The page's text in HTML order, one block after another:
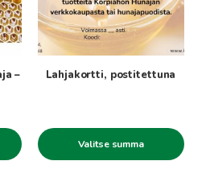
–
Lahjakortti, postitettuna
Valitse summa